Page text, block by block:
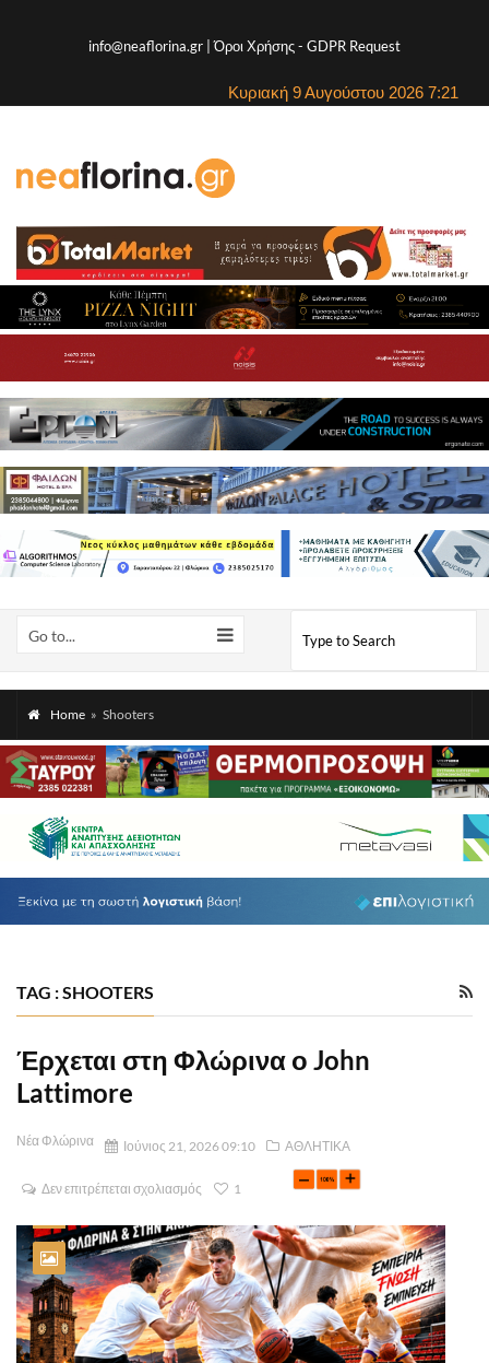
info@neaflorina.gr |Όροι Χρήσης- GDPR Request
Κυριακή 9 Αυγούστου 2026 7:21
Go to...
Home » Shooters
TAG : SHOOTERS
Έρχεται στη Φλώρινα ο John
Lattimore
Νέα Φλώρινα Ιούνιος 21, 2026 09:10 ΑΘΛΗΤΙΚΑ
Δεν επιτρέπεται σχολιασμός 1